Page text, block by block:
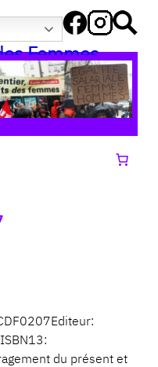
Femmes
du présent et